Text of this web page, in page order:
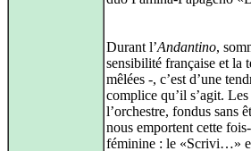
Durant l’Andantino,
sensibilité française et la
mêlées -, c’est d’une
complice qu’il s’agit.
l’orchestre, fondus sans
nous emportent cette
féminine : le «Scrivi…»